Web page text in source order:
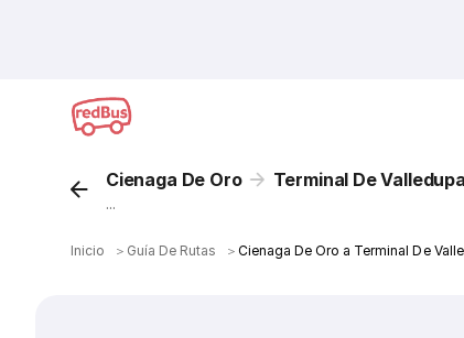
Cienaga De Oro Terminal De
...
Inicio ＞ Guía De Rutas ＞Cienaga De Oro a Terminal De